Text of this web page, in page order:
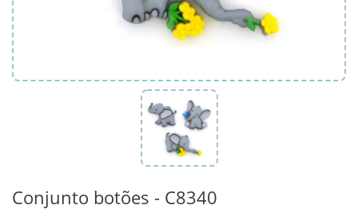
Conjunto botões - C8340